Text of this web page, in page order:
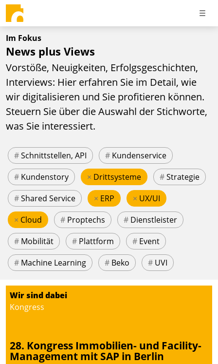
Im Fokus
News plus Views
Vorstöße, Neuigkeiten, Erfolgsgeschichten,
Interviews: Hier erfahren Sie im Detail, wie
wir digitalisieren und Sie profitieren können.
Steuern Sie über die Auswahl der Stichworte,
was Sie interessiert.
#Schnittstellen, API # Kundenservice
# Kundenstory × Drittsysteme #Strategie
#Shared Service × ERP × UX/UI
× Cloud # Proptechs # Dienstleister
# Mobilität # Plattform # Event
# Machine Learning # Beko # UVI
Wir sind dabei
Kongress
28. Kongress Immobilien- und Facility-
Management mit SAP in Berlin